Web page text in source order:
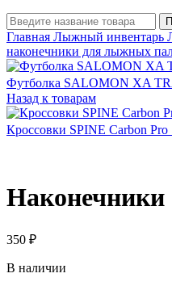
Главная Лыжный инвентарь
наконечники для лыжных
Футболка SALOMON XA
Назад к товарам
Кроссовки SPINE Carbon Pro
350 ₽
В наличии